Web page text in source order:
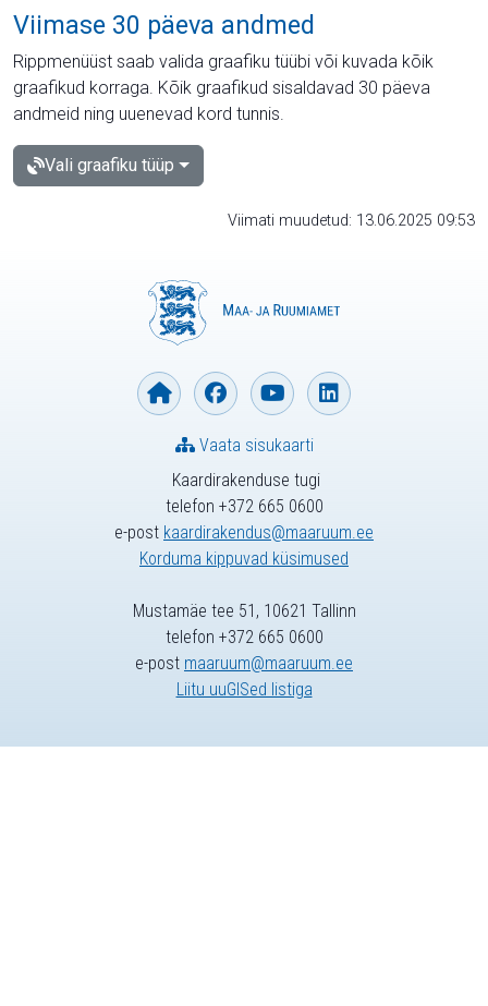
Viimase 30 päeva andmed
Rippmenüüst saab valida graafiku tüübi või kuvada kõik
graafikud korraga. Kõik graafikud sisaldavad 30 päeva
andmeid ning uuenevad kord tunnis.
Vali graafiku tüüp
Viimati muudetud: 13.06.2025 09:53
Kaardirakenduse tugi
telefon +372 665 0600
e-post kaardirakendus@maaruum.ee
Korduma kippuvad küsimused
Vaata sisukaarti
Mustamäe tee 51, 10621 Tallinn
telefon +372 665 0600
e-post maaruum@maaruum.ee
Liitu uuGISed listiga